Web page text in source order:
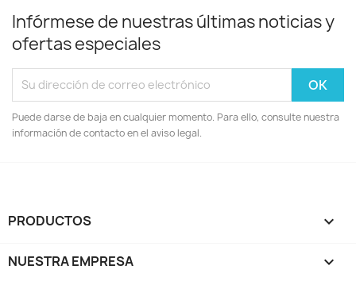
Infórmese de nuestras últimas noticias y
ofertas especiales
Puede darse de baja en cualquier momento. Para ello, consulte nuestra
información de contacto en el aviso legal.
PRODUCTOS 
NUESTRA EMPRESA 